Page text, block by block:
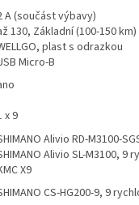
A (součást výbavy)
130, Základní (100-150 km)
plast s odrazkou
Micro-B
x 9
Alivio RD-M3100-
Alivio SL-M3100, 9
X9
CS-HG200-9, 9